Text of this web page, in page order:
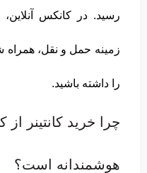
رسید. در کانکس آنلاین،
زمینه حمل و نقل، همراه
را داشته باشید.
چرا خرید کانتینر از
هوشمندانه است؟